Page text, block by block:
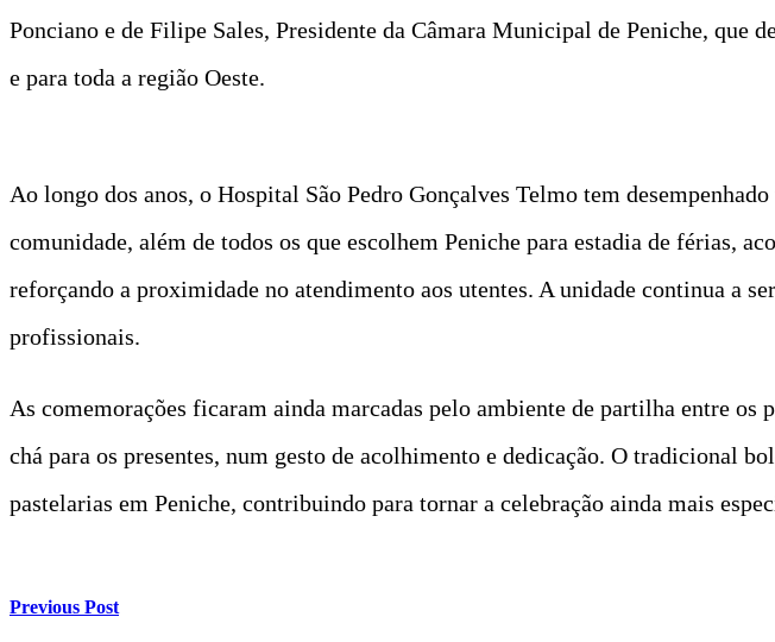
Ponciano e de Filipe Sales, Presidente da Câmara Municipal de Peniche, que
e para toda a região Oeste.
Ao longo dos anos, o Hospital São Pedro Gonçalves Telmo tem
comunidade, além de todos os que escolhem Peniche para estadia de férias,
reforçando a proximidade no atendimento aos utentes. A unidade continua a
profissionais.
As comemorações ficaram ainda marcadas pelo ambiente de partilha entre
chá para os presentes, num gesto de acolhimento e dedicação. O tradicional
pastelarias em Peniche, contribuindo para tornar a celebração ainda mais
Previous Post